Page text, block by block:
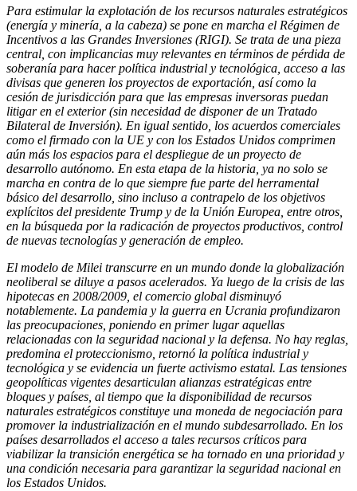
Para estimular la explotación de los recursos naturales estratégicos
(energía y minería, a la cabeza) se pone en marcha el Régimen de
Incentivos a las Grandes Inversiones (RIGI). Se trata de una pieza
central, con implicancias muy relevantes en términos de pérdida de
soberanía para hacer política industrial y tecnológica, acceso a las
divisas que generen los proyectos de exportación, así como la
cesión de jurisdicción para que las empresas inversoras puedan
litigar en el exterior (sin necesidad de disponer de un Tratado
Bilateral de Inversión). En igual sentido, los acuerdos comerciales
como el firmado con la UE y con los Estados Unidos comprimen
aún más los espacios para el despliegue de un proyecto de
desarrollo autónomo. En esta etapa de la historia, ya no solo se
marcha en contra de lo que siempre fue parte del herramental
básico del desarrollo, sino incluso a contrapelo de los objetivos
explícitos del presidente Trump y de la Unión Europea, entre otros,
en la búsqueda por la radicación de proyectos productivos, control
de nuevas tecnologías y generación de empleo.
El modelo de Milei transcurre en un mundo donde la globalización
neoliberal se diluye a pasos acelerados. Ya luego de la crisis de las
hipotecas en 2008/2009, el comercio global disminuyó
notablemente. La pandemia y la guerra en Ucrania profundizaron
las preocupaciones, poniendo en primer lugar aquellas
relacionadas con la seguridad nacional y la defensa. No hay reglas,
predomina el proteccionismo, retornó la política industrial y
tecnológica y se evidencia un fuerte activismo estatal. Las tensiones
geopolíticas vigentes desarticulan alianzas estratégicas entre
bloques y países, al tiempo que la disponibilidad de recursos
naturales estratégicos constituye una moneda de negociación para
promover la industrialización en el mundo subdesarrollado. En los
países desarrollados el acceso a tales recursos críticos para
viabilizar la transición energética se ha tornado en una prioridad y
una condición necesaria para garantizar la seguridad nacional en
los Estados Unidos.